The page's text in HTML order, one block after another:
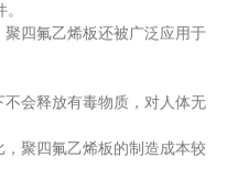
四氟乙烯板还被广泛应用于
会释放有毒物质，对人体无
聚四氟乙烯板的制造成本较